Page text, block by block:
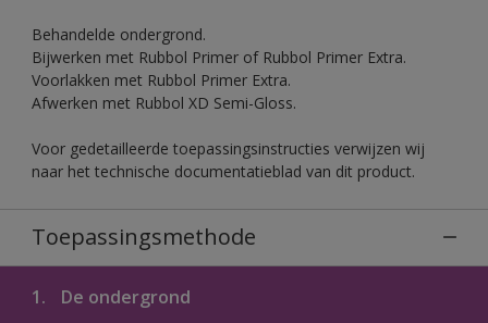
Behandelde ondergrond.
Bijwerken met Rubbol Primer of Rubbol Primer Extra.
Voorlakken met Rubbol Primer Extra.
Afwerken met Rubbol XD Semi-Gloss.
Voor gedetailleerde toepassingsinstructies verwijzen wij
naar het technische documentatieblad van dit product.
Toepassingsmethode
1. De ondergrond